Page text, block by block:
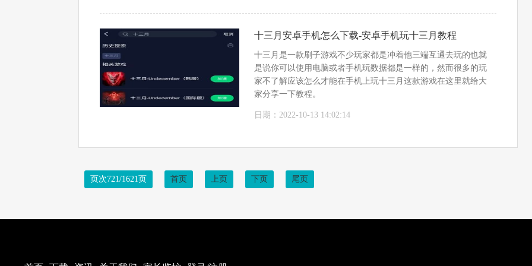
十三月安卓手机怎么下载-安卓手机玩十三月教程
十三月是一款刷子游戏不少玩家都是冲着他三端互通去玩的也就
是说你可以使用电脑或者手机玩数据都是一样的，然而很多的玩
家不了解应该怎么才能在手机上玩十三月这款游戏在这里就给大
家分享一下教程。
日期：2022-10-13 14:02:14
页次721/1621页 首页 上页 下页 尾页